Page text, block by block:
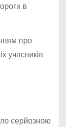
в
про
учасників
серйозною